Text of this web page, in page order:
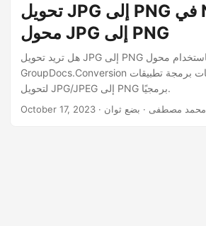
تحويل JPG إلى PNG في Node.js -
محول JPG إلى PNG
هل تريد تحويل JPG إلى PNG باستخدام محول JPG؟ يقدم
GroupDocs.Conversion واجهات برمجة تطبيقات Cloud وSDK
لتحويل JPG/JPEG إلى PNG برمجيًا.
October 17, 2023 · محمد مصطفى · بضع ثوان